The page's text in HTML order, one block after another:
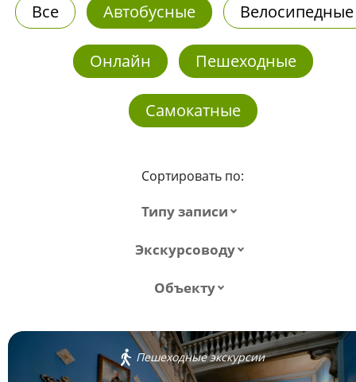
Все Автобусные Велосипедные
Онлайн Пешеходные
Самокатные
Сортировать по:
Типу записи
Экскурсоводу
Объекту
Пешеходные экскурсии